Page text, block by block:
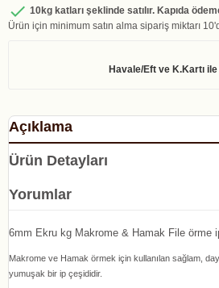
 10kg katları şeklinde satılır. Kapıda
Ürün için minimum satın alma sipariş miktarı
Açıklama
Ürün Detayları
Yorumlar
6mm Ekru kg Makrome & Hamak File örme
Makrome ve Hamak örmek için kullanılan sağlam,
yumuşak bir ip çeşididir.